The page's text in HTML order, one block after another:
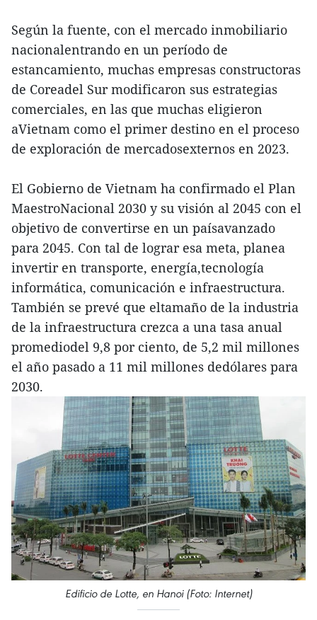
Según la fuente, con el mercado inmobiliario
nacionalentrando en un período de
estancamiento, muchas empresas constructoras
de Coreadel Sur modificaron sus estrategias
comerciales, en las que muchas eligieron
aVietnam como el primer destino en el proceso
de exploración de mercadosexternos en 2023.
El Gobierno de Vietnam ha confirmado el Plan
MaestroNacional 2030 y su visión al 2045 con el
objetivo de convertirse en un paísavanzado
para 2045. Con tal de lograr esa meta, planea
invertir en transporte, energía,tecnología
informática, comunicación e infraestructura.
También se prevé que eltamaño de la industria
de la infraestructura crezca a una tasa anual
promediodel 9,8 por ciento, de 5,2 mil millones
el año pasado a 11 mil millones dedólares para
2030.
Edificio de Lotte, en Hanoi (Foto: Internet)